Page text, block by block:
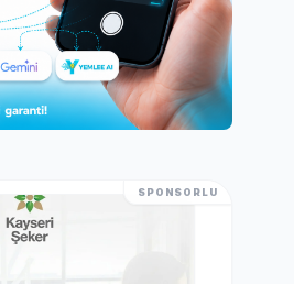
SPONSORLU